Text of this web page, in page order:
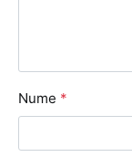
Nume *